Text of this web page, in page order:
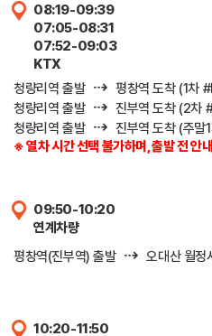
08:19-09:39
07:05-08:31
07:52-09:03
KTX
청량리역 출발 ⇢ 평창역 도착 (1차
청량리역 출발 ⇢ 진부역 도착 (2차
청량리역 출발 ⇢ 진부역 도착 (주
※ 열차 시간 선택 불가하며, 출발 전 안
09:50-10:20
연계차량
평창역(진부역) 출발 ⇢ 오대산 월정
10:20-11:50